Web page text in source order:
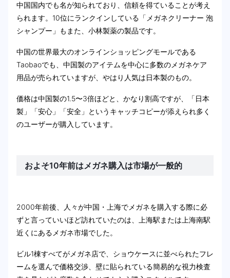
中国国内でも名が知られており、信頼を得ていることが考え
られます。10位にランクインしている「メガネクリーナー 泡
シャンプー」もまた、小林製薬の製品です。
中国の世界最大のオンラインショッピングモールである
Taobaoでも、中国製のアイテムを中心に多数のメガネケア
用品が売られていますが、やはり人気は日本製のもの。
価格は中国製の1.5〜3倍ほどと、かなり割高ですが、「日本
製」「安心」「安全」というキャッチコピーが添えられ多く
のユーザーが購入しています。
およそ10年前はメガネ購入は市場が一般的
2000年前後、人々が中国・上海でメガネを購入する際に必
ずと言っていいほど訪れていたのは、上海駅または上海南駅
近くにあるメガネ市場でした。
ビル1棟すべてがメガネ店で、ショウケースに並べられたフレ
ームを選んで価格交渉、壁に貼られている簡易的な視力検査